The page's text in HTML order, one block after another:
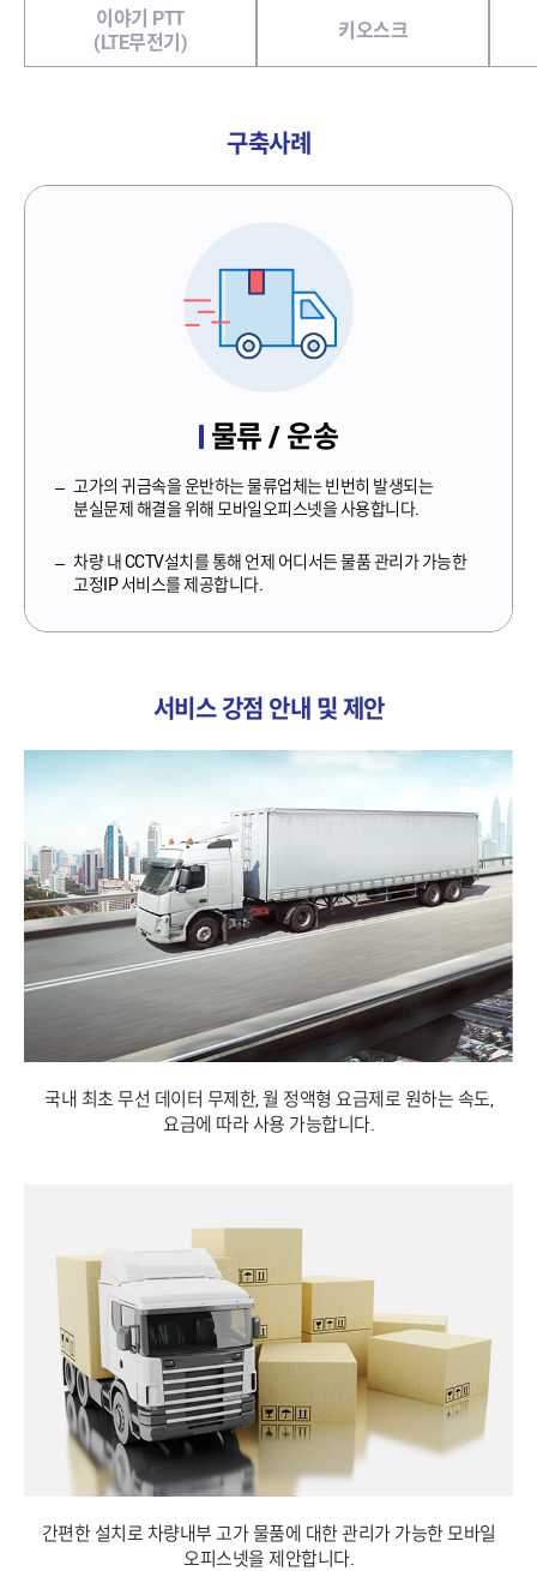
이야기 PTT
(LTE무전기)
키오스크
구축사례
물류 / 운송
고가의 귀금속을 운반하는 물류업체는 빈번히 발생되는
분실문제 해결을 위해 모바일오피스넷을 사용합니다.
차량 내 CCTV설치를 통해 언제 어디서든 물품 관리가 가능한
고정IP 서비스를 제공합니다.
서비스 강점 안내 및 제안
국내 최초 무선 데이터 무제한, 월 정액형 요금제로 원하는 속도,
요금에 따라 사용 가능합니다.
간편한 설치로 차량내부 고가 물품에 대한 관리가 가능한 모바일
오피스넷을 제안합니다.